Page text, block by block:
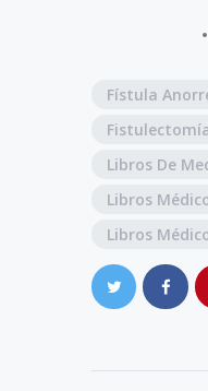
Fístula
Libros De
Libros
Libros